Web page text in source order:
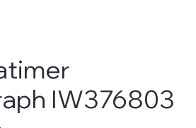
IW376803